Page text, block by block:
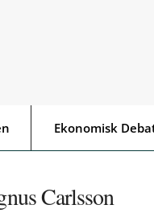
Ekonomisk
Carlsson